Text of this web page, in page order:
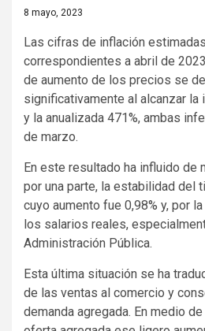
8 mayo, 2023
Las cifras de inflación
correspondientes a abril de
de aumento de los precios se
significativamente al alcanzar la
y la anualizada 471%, ambas
de marzo.
En este resultado ha influido de
por una parte, la estabilidad del
cuyo aumento fue 0,98% y, por
los salarios reales,
Administración Pública.
Esta última situación se ha
de las ventas al comercio y
demanda agregada. En medio